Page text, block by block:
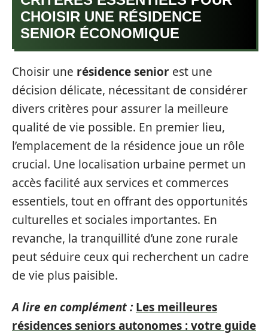
CHOISIR UNE RÉSIDENCE
SENIOR ÉCONOMIQUE
Choisir une résidence senior est une
décision délicate, nécessitant de considérer
divers critères pour assurer la meilleure
qualité de vie possible. En premier lieu,
l’emplacement de la résidence joue un rôle
crucial. Une localisation urbaine permet un
accès facilité aux services et commerces
essentiels, tout en offrant des opportunités
culturelles et sociales importantes. En
revanche, la tranquillité d’une zone rurale
peut séduire ceux qui recherchent un cadre
de vie plus paisible.
A lire en complément : Les meilleures
résidences seniors autonomes : votre guide